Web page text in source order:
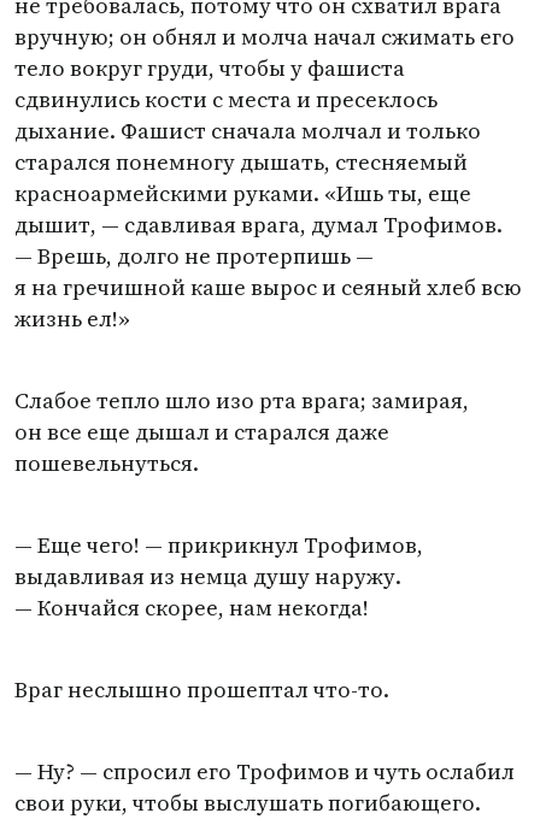
вручную; он обнял и молча начал сжимать его
тело вокруг груди, чтобы у фашиста
сдвинулись кости с места и пресеклось
дыхание. Фашист сначала молчал и только
старался понемногу дышать, стесняемый
красноармейскими руками. «Ишь ты, еще
дышит, — сдавливая врага, думал Трофимов.
— Врешь, долго не протерпишь —
я на гречишной каше вырос и сеяный хлеб всю
жизнь ел!»
Слабое тепло шло изо рта врага; замирая,
он все еще дышал и старался даже
пошевельнуться.
— Еще чего! — прикрикнул Трофимов,
выдавливая из немца душу наружу.
— Кончайся скорее, нам некогда!
Враг неслышно прошептал что-то.
— Ну? — спросил его Трофимов и чуть ослабил
свои руки, чтобы выслушать погибающего.